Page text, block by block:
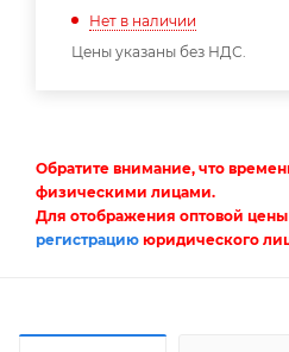
Нет в наличии
Цены указаны без НДС.
Обратите внимание, что
физическими лицами.
Для отображения оптовой
регистрацию юридического